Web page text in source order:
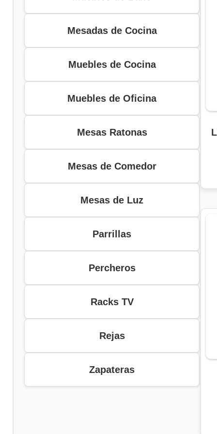
Mesadas de Cocina
Muebles de Cocina
Muebles de Oficina
Mesas Ratonas
Mesas de Comedor
Mesas de Luz
Parrillas
Percheros
Racks TV
Rejas
Zapateras